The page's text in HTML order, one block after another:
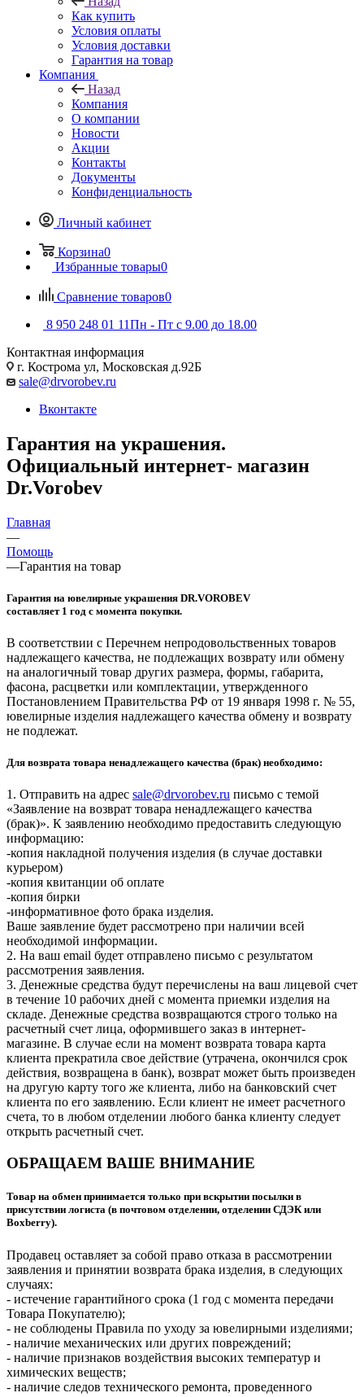
Как купить
Условия оплаты
Условия доставки
Гарантия на товар
Компания
Назад
Компания
О компании
Новости
Акции
Контакты
Документы
Конфиденциальность
Личный кабинет
Корзина0
Избранные товары0
Сравнение товаров0
8 950 248 01 11Пн - Пт с 9.00 до 18.00
Контактная информация
г. Кострома ул, Московская д.92Б
sale@drvorobev.ru
Вконтакте
Гарантия на украшения.
Официальный интернет- магазин
Dr.Vorobev
Главная
—
Помощь
—Гарантия на товар
Гарантия на ювелирные украшения DR.VOROBEV
составляет 1 год с момента покупки.
В соответствии с Перечнем непродовольственных товаров
надлежащего качества, не подлежащих возврату или обмену
на аналогичный товар других размера, формы, габарита,
фасона, расцветки или комплектации, утвержденного
Постановлением Правительства РФ от 19 января 1998 г. № 55,
ювелирные изделия надлежащего качества обмену и возврату
не подлежат.
Для возврата товара ненадлежащего качества (брак) необходимо:
1. Отправить на адрес sale@drvorobev.ru письмо с темой
«Заявление на возврат товара ненадлежащего качества
(брак)». К заявлению необходимо предоставить следующую
информацию:
-копия накладной получения изделия (в случае доставки
курьером)
-копия квитанции об оплате
-копия бирки
-информативное фото брака изделия.
Ваше заявление будет рассмотрено при наличии всей
необходимой информации.
2. На ваш email будет отправлено письмо с результатом
рассмотрения заявления.
3. Денежные средства будут перечислены на ваш лицевой счет
в течение 10 рабочих дней с момента приемки изделия на
складе. Денежные средства возвращаются строго только на
расчетный счет лица, оформившего заказ в интернет-
магазине. В случае если на момент возврата товара карта
клиента прекратила свое действие (утрачена, окончился срок
действия, возвращена в банк), возврат может быть произведен
на другую карту того же клиента, либо на банковский счет
клиента по его заявлению. Если клиент не имеет расчетного
счета, то в любом отделении любого банка клиенту следует
открыть расчетный счет.
ОБРАЩАЕМ ВАШЕ ВНИМАНИЕ
Товар на обмен принимается только при вскрытии посылки в
присутствии логиста (в почтовом отделении, отделении СДЭК или
Boxberry).
Продавец оставляет за собой право отказа в рассмотрении
заявления и принятии возврата брака изделия, в следующих
случаях:
- истечение гарантийного срока (1 год с момента передачи
Товара Покупателю);
- не соблюдены Правила по уходу за ювелирными изделиями;
- наличие механических или других повреждений;
- наличие признаков воздействия высоких температур и
химических веществ;
- наличие следов технического ремонта, проведенного